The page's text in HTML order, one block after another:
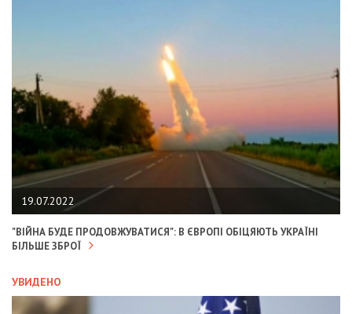
19.07.2022
"ВІЙНА БУДЕ ПРОДОВЖУВАТИСЯ": В ЄВРОПІ ОБІЦЯЮТЬ УКРАЇНІ
БІЛЬШЕ ЗБРОЇ
УВИДЕНО